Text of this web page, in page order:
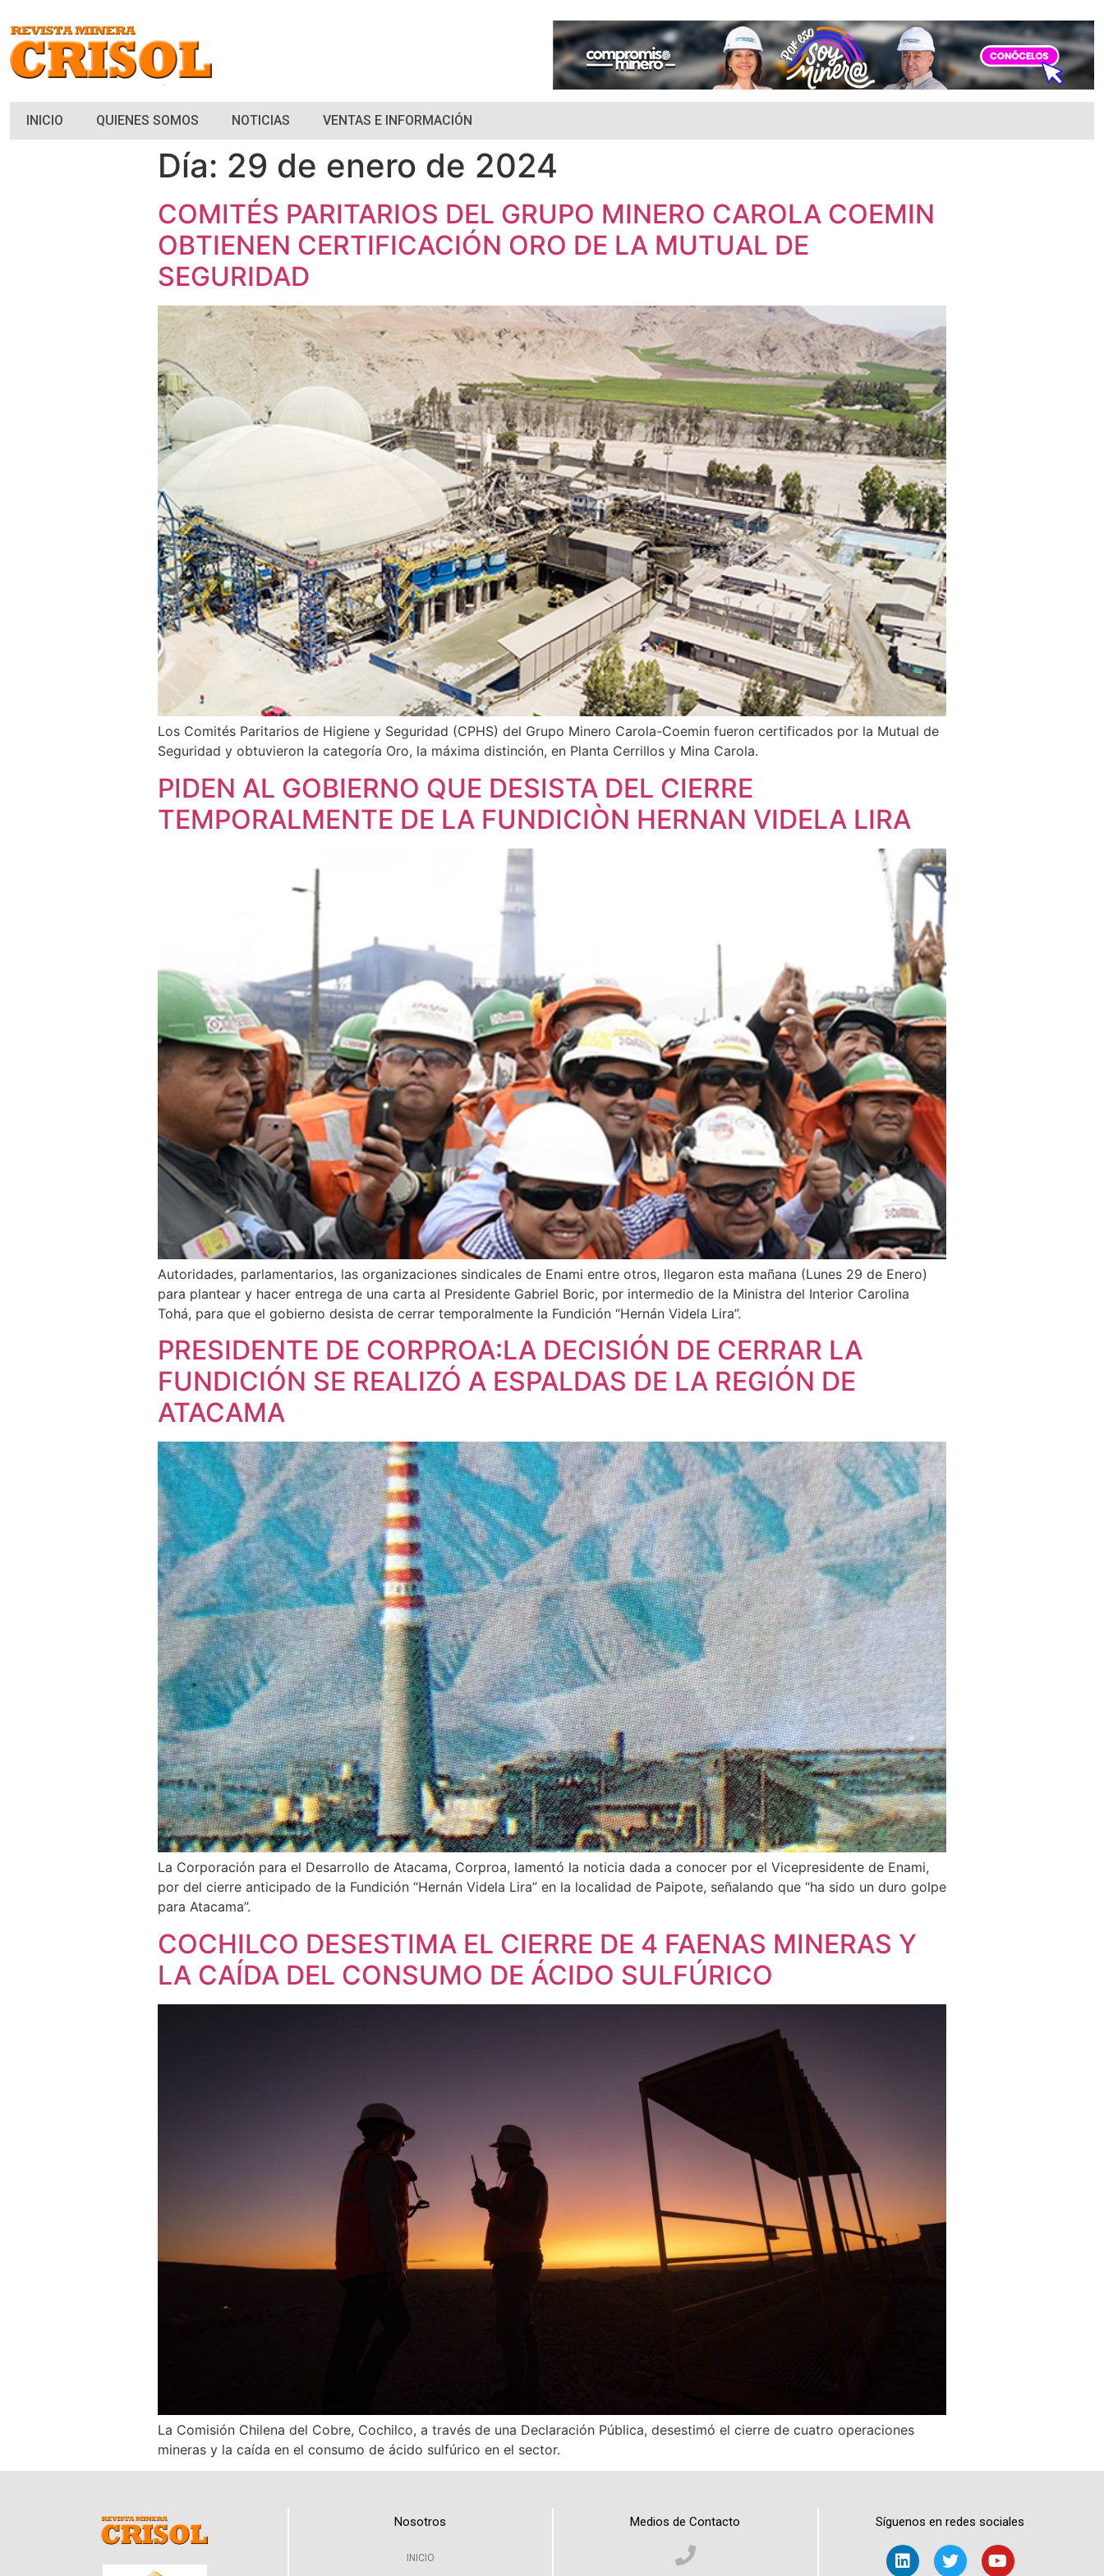
INICIO QUIENES SOMOS NOTICIAS VENTAS E INFORMACIÓN
Día: 29 de enero de 2024
COMITÉS PARITARIOS DEL GRUPO MINERO CAROLA COEMIN
OBTIENEN CERTIFICACIÓN ORO DE LA MUTUAL DE
SEGURIDAD
Los Comités Paritarios de Higiene y Seguridad (CPHS) del Grupo Minero Carola-Coemin fueron certificados por la Mutual de
Seguridad y obtuvieron la categoría Oro, la máxima distinción, en Planta Cerrillos y Mina Carola.
PIDEN AL GOBIERNO QUE DESISTA DEL CIERRE
TEMPORALMENTE DE LA FUNDICIÒN HERNAN VIDELA LIRA
Autoridades, parlamentarios, las organizaciones sindicales de Enami entre otros, llegaron esta mañana (Lunes 29 de Enero)
para plantear y hacer entrega de una carta al Presidente Gabriel Boric, por intermedio de la Ministra del Interior Carolina
Tohá, para que el gobierno desista de cerrar temporalmente la Fundición “Hernán Videla Lira”.
PRESIDENTE DE CORPROA:LA DECISIÓN DE CERRAR LA
FUNDICIÓN SE REALIZÓ A ESPALDAS DE LA REGIÓN DE
ATACAMA
La Corporación para el Desarrollo de Atacama, Corproa, lamentó la noticia dada a conocer por el Vicepresidente de Enami,
por del cierre anticipado de la Fundición “Hernán Videla Lira” en la localidad de Paipote, señalando que “ha sido un duro golpe
para Atacama”.
COCHILCO DESESTIMA EL CIERRE DE 4 FAENAS MINERAS Y
LA CAÍDA DEL CONSUMO DE ÁCIDO SULFÚRICO
La Comisión Chilena del Cobre, Cochilco, a través de una Declaración Pública, desestimó el cierre de cuatro operaciones
mineras y la caída en el consumo de ácido sulfúrico en el sector.
Nosotros
INICIO
Medios de Contacto Síguenos en redes sociales